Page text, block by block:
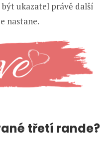
ukazatel právě další
nastane.
třetí rande?